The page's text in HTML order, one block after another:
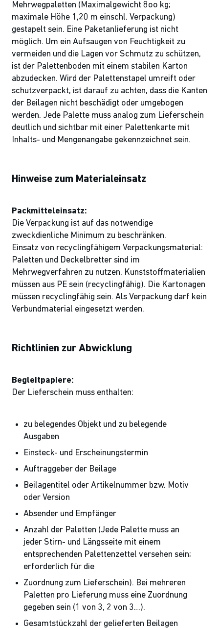
Mehrwegpaletten (Maximalgewicht 8oo kg;
maximale Höhe 1,20 m einschl. Verpackung)
gestapelt sein. Eine Paketanlieferung ist nicht
möglich. Um ein Aufsaugen von Feuchtigkeit zu
vermeiden und die Lagen vor Schmutz zu schützen,
ist der Palettenboden mit einem stabilen Karton
abzudecken. Wird der Palettenstapel umreift oder
schutzverpackt, ist darauf zu achten, dass die Kanten
der Beilagen nicht beschädigt oder umgebogen
werden. Jede Palette muss analog zum Lieferschein
deutlich und sichtbar mit einer Palettenkarte mit
Inhalts- und Mengenangabe gekennzeichnet sein.
Hinweise zum Materialeinsatz
Packmitteleinsatz:
Die Verpackung ist auf das notwendige
zweckdienliche Minimum zu beschränken.
Einsatz von recyclingfähigem Verpackungsmaterial:
Paletten und Deckelbretter sind im
Mehrwegverfahren zu nutzen. Kunststoffmaterialien
müssen aus PE sein (recyclingfähig). Die Kartonagen
müssen recyclingfähig sein. Als Verpackung darf kein
Verbundmaterial eingesetzt werden.
Richtlinien zur Abwicklung
Begleitpapiere:
Der Lieferschein muss enthalten:
zu belegendes Objekt und zu belegende
Ausgaben
Einsteck- und Erscheinungstermin
Auftraggeber der Beilage
Beilagentitel oder Artikelnummer bzw. Motiv
oder Version
Absender und Empfänger
Anzahl der Paletten (Jede Palette muss an
jeder Stirn- und Längsseite mit einem
entsprechenden Palettenzettel versehen sein;
erforderlich für die
Zuordnung zum Lieferschein). Bei mehreren
Paletten pro Lieferung muss eine Zuordnung
gegeben sein (1 von 3, 2 von 3…).
Gesamtstückzahl der gelieferten Beilagen